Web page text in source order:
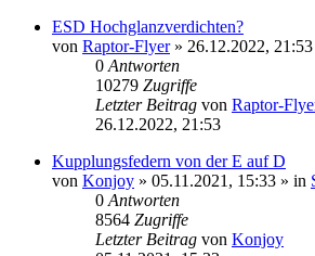
ESD Hochglanzverdichten?
von Raptor-Flyer» 26.12.2022, 21:53
0 Antworten
10279 Zugriffe
Letzter Beitrag von Raptor-
26.12.2022, 21:53
Kupplungsfedern von der E auf D
von Konjoy » 05.11.2021, 15:33 » in
0 Antworten
8564 Zugriffe
Letzter Beitrag von Konjoy